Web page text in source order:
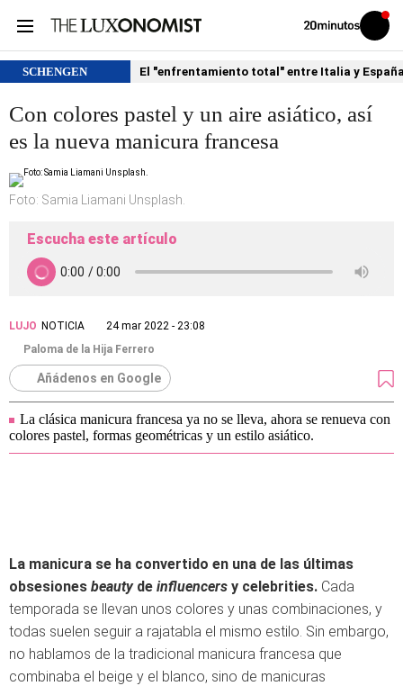
Volver
Iniciar
sesión
SCHENGEN El "enfrentamiento total" entre Italia y
Con colores pastel y un aire asiático, así
es la nueva manicura francesa
Foto: Samia Liamani Unsplash.
Escucha este artículo
LUJO NOTICIA
24 mar 2022 - 23:08
Paloma de la Hija Ferrero
Añádenos en Google
La clásica manicura francesa ya no se lleva, ahora se renueva con
colores pastel, formas geométricas y un estilo asiático.
La manicura se ha convertido en una de las últimas
obsesiones beauty de influencers y celebrities. Cada
temporada se llevan unos colores y unas combinaciones, y
todas suelen seguir a rajatabla el mismo estilo. Sin embargo,
no hablamos de la tradicional manicura francesa que
combinaba el beige y el blanco, sino de manicuras